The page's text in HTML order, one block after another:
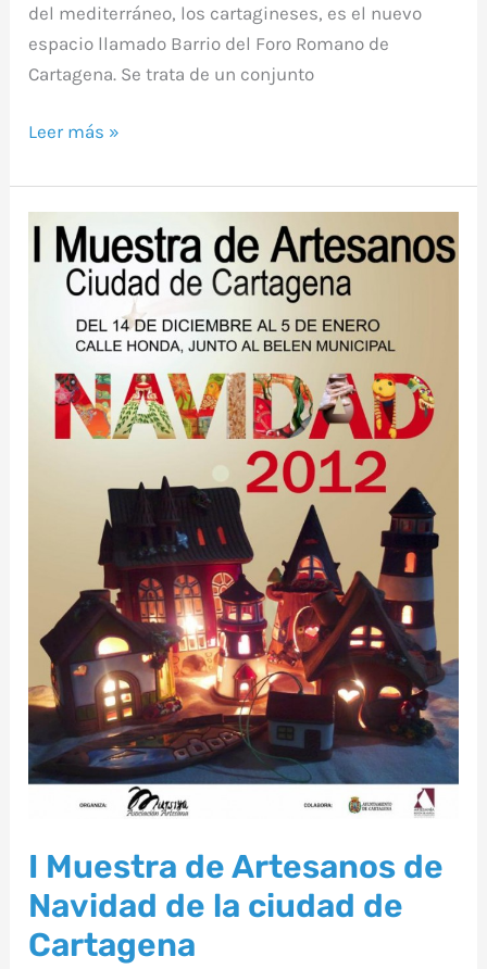
del mediterráneo, los cartagineses, es el nuevo
espacio llamado Barrio del Foro Romano de
Cartagena. Se trata de un conjunto
Leer más »
I Muestra de Artesanos de
Navidad de la ciudad de
Cartagena
Muestra
Artesanos
Navidad
Cartagena